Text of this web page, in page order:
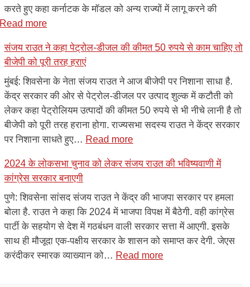
से
घोषणा
लाठी
संजय
का
तंज,
बोले-
मुगलों
का
में
करते हुए कहा कर्नाटक के मॉडल को अन्य राज्यों में लागू करने की
Read more:
विधानसभा
चुनाव
के
नतीजे
को
देखते
हुए
प्रमुख
शरद
पवार
ने
कहा
हमें
एक
संजय राउत ने कहा पेट्रोल-डीजल की कीमत 50 रुपये से काम चाहिए तो
बीजेपी को पूरी तरह हराएं
मुंबई: शिवसेना के नेता संजय राउत ने आज बीजेपी पर निशाना साधा है.
केंद्र सरकार की ओर से पेट्रोल-डीजल पर उत्पाद शुल्क में कटौती को
लेकर कहा पेट्रोलियम उत्पादों की कीमत 50 रुपये से भी नीचे लानी है तो
बीजेपी को पूरी तरह हराना होगा. राज्यसभा सदस्य राउत ने केंद्र सरकार
पर निशाना साधते हुए… Read more:
राउत
कहा
पेट्रोल-
डीजल
की
कीमत
2024 के लोकसभा चुनाव को लेकर संजय राउत की भविष्यवाणी में
कांग्रेस सरकार बनाएगी
पुणे: शिवसेना सांसद संजय राउत ने केंद्र की भाजपा सरकार पर हमला
बोला है. राउत ने कहा कि 2024 में भाजपा विपक्ष में बैठेगी. वही कांग्रेस
पार्टी के सहयोग से देश में गठबंधन वाली सरकार सत्ता में आएगी. इसके
साथ ही मौजूदा एक-पक्षीय सरकार के शासन को समाप्त कर देगी. जेएस
करंदीकर स्मारक व्याख्यान को… Read more: